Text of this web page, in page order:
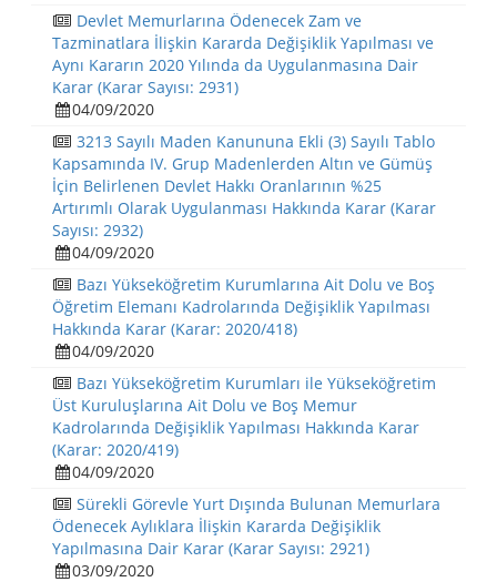
Devlet Memurlarına Ödenecek Zam ve
Tazminatlara İlişkin Kararda Değişiklik Yapılması ve
Aynı Kararın 2020 Yılında da Uygulanmasına Dair
Karar (Karar Sayısı: 2931)
04/09/2020
3213 Sayılı Maden Kanununa Ekli (3) Sayılı Tablo
Kapsamında IV. Grup Madenlerden Altın ve Gümüş
İçin Belirlenen Devlet Hakkı Oranlarının %25
Artırımlı Olarak Uygulanması Hakkında Karar (Karar
Sayısı: 2932)
04/09/2020
Bazı Yükseköğretim Kurumlarına Ait Dolu ve Boş
Öğretim Elemanı Kadrolarında Değişiklik Yapılması
Hakkında Karar (Karar: 2020/418)
04/09/2020
Bazı Yükseköğretim Kurumları ile Yükseköğretim
Üst Kuruluşlarına Ait Dolu ve Boş Memur
Kadrolarında Değişiklik Yapılması Hakkında Karar
(Karar: 2020/419)
04/09/2020
Sürekli Görevle Yurt Dışında Bulunan Memurlara
Ödenecek Aylıklara İlişkin Kararda Değişiklik
Yapılmasına Dair Karar (Karar Sayısı: 2921)
03/09/2020